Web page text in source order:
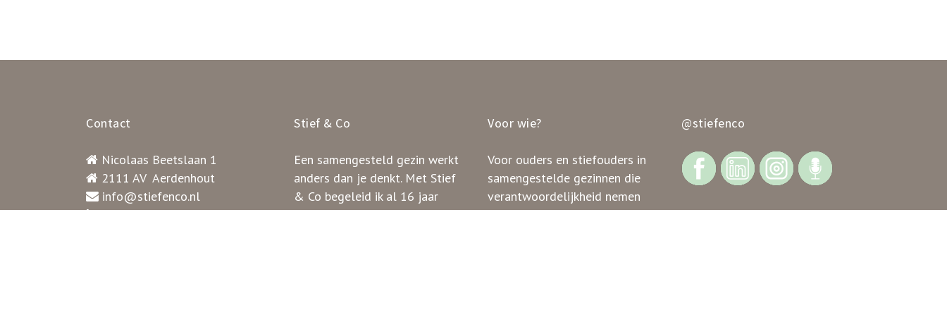
Contact
Nicolaas Beetslaan 1
2111 AV Aerdenhout
info@stiefenco.nl
023 – 544 04 80
Stief & Co
Een samengesteld gezin werkt
anders dan je denkt. Met Stief
& Co begeleid ik al 16 jaar
gezinnen in het doorzien van
Voor wie?
Voor ouders en stiefouders in
samengestelde gezinnen die
verantwoordelijkheid nemen
voor de dynamiek en werken aan
@stiefenco